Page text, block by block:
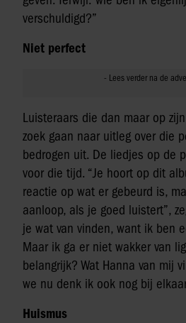
verschuldigd?”
Niet perfect
Luisteraars die dan maar op
zoek gaan naar uitleg over die
bedrogen uit. De liedjes op de
voor die tijd. “Je hoort op dit
reactie op wat er gebeurd is,
aanloop, als je goed luistert”,
je wat van vinden, want ik ben
Maar ik ga er niet wakker van
belangrijk? Wat Hanna van mij
we nu denk ik ook nog bij
Huismus